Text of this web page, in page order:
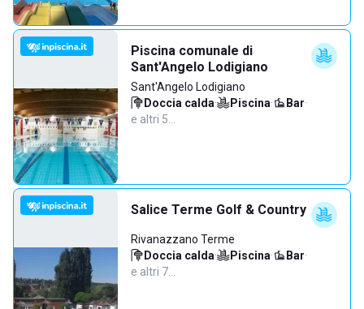
Piscina comunale di
Sant'Angelo Lodigiano
Sant'Angelo Lodigiano
Doccia calda· Piscina· Bar·
e altri 5…
Salice Terme Golf & Country
Rivanazzano Terme
Doccia calda· Piscina· Bar·
e altri 7…